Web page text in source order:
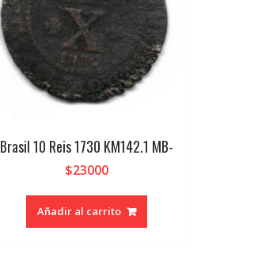
Brasil 10 Reis 1730 KM142.1 MB-
$23000
Añadir al carrito